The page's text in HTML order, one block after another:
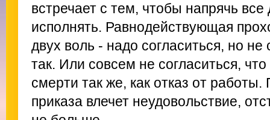
встречает с тем, чтобы напрячь
исполнять. Равнодействующая
двух воль - надо согласиться, но не
так. Или совсем не согласиться, что
смерти так же, как отказ от
приказа влечет неудовольствие,